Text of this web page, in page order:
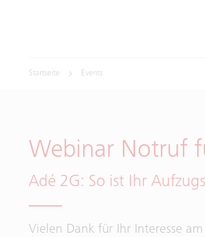
Startseite Events
Webinar Notruf
Adé 2G: So ist Ihr
Vielen Dank für Ihr Interesse